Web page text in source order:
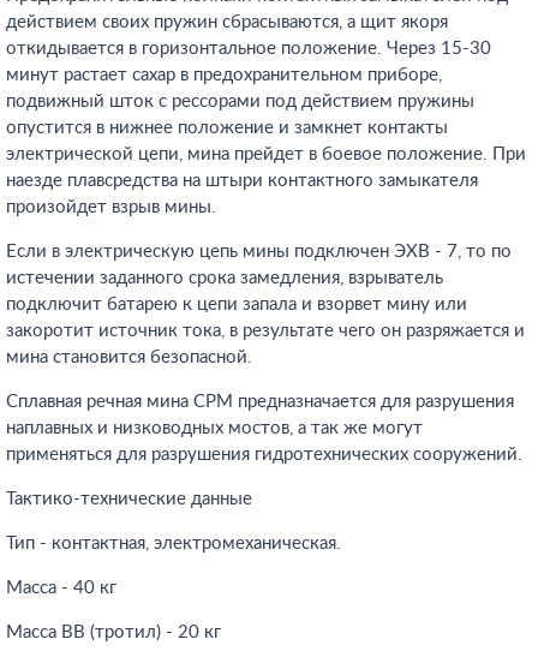
действием своих пружин сбрасываются, а щит якоря
откидывается в горизонтальное положение. Через 15-30
минут растает сахар в предохранительном приборе,
подвижный шток с рессорами под действием пружины
опустится в нижнее положение и замкнет контакты
электрической цепи, мина прейдет в боевое положение. При
наезде плавсредства на штыри контактного замыкателя
произойдет взрыв мины.
Если в электрическую цепь мины подключен ЭХВ - 7, то по
истечении заданного срока замедления, взрыватель
подключит батарею к цепи запала и взорвет мину или
закоротит источник тока, в результате чего он разряжается и
мина становится безопасной.
Сплавная речная мина СРМ предназначается для разрушения
наплавных и низководных мостов, а так же могут
применяться для разрушения гидротехнических сооружений.
Тактико-технические данные
Тип - контактная, электромеханическая.
Масса - 40 кг
Масса ВВ (тротил) - 20 кг